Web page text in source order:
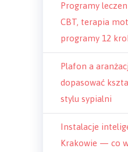
Programy
CBT, terapia
programy 12
Plafon a
dopasować
stylu sypialni
Instalacje
Krakowie — co